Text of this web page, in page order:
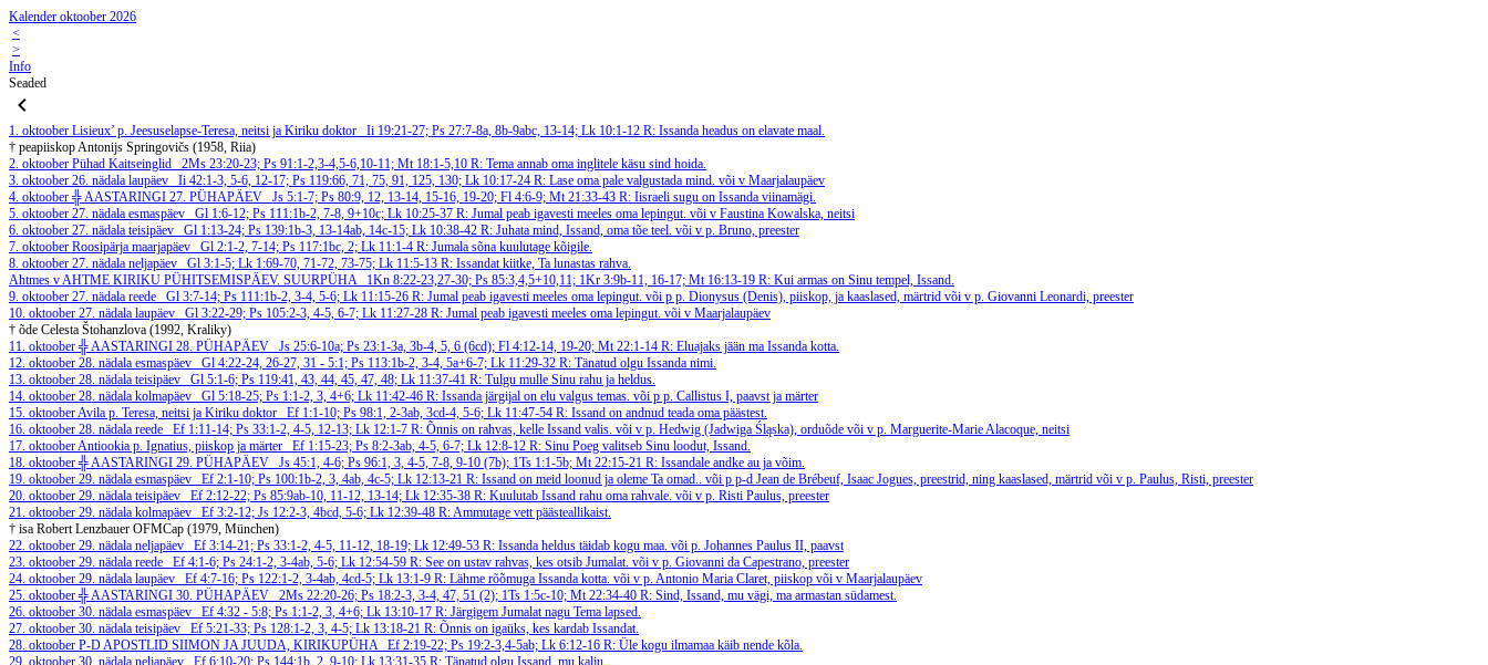
Kalender oktoober 2026
<
>
Info
Seaded
1. oktoober Lisieux’ p. Jeesuselapse-Teresa, neitsi ja Kiriku doktor Ii 19:21-27; Ps 27:7-8a, 8b-9abc, 13-14; Lk 10:1-12 R: Issanda headus on elavate maal.
† peapiiskop Antonijs Springovičs (1958, Riia)
2. oktoober Pühad Kaitseinglid 2Ms 23:20-23; Ps 91:1-2,3-4,5-6,10-11; Mt 18:1-5,10 R: Tema annab oma inglitele käsu sind hoida.
3. oktoober 26. nädala laupäev Ii 42:1-3, 5-6, 12-17; Ps 119:66, 71, 75, 91, 125, 130; Lk 10:17-24 R: Lase oma pale valgustada mind. või v Maarjalaupäev
4. oktoober ╬ AASTARINGI 27. PÜHAPÄEV Js 5:1-7; Ps 80:9, 12, 13-14, 15-16, 19-20; Fl 4:6-9; Mt 21:33-43 R: Iisraeli sugu on Issanda viinamägi.
5. oktoober 27. nädala esmaspäev Gl 1:6-12; Ps 111:1b-2, 7-8, 9+10c; Lk 10:25-37 R: Jumal peab igavesti meeles oma lepingut. või v Faustina Kowalska, neitsi
6. oktoober 27. nädala teisipäev Gl 1:13-24; Ps 139:1b-3, 13-14ab, 14c-15; Lk 10:38-42 R: Juhata mind, Issand, oma tõe teel. või v p. Bruno, preester
7. oktoober Roosipärja maarjapäev Gl 2:1-2, 7-14; Ps 117:1bc, 2; Lk 11:1-4 R: Jumala sõna kuulutage kõigile.
8. oktoober 27. nädala neljapäev Gl 3:1-5; Lk 1:69-70, 71-72, 73-75; Lk 11:5-13 R: Issandat kiitke, Ta lunastas rahva.
Ahtmes v AHTME KIRIKU PÜHITSEMISPÄEV. SUURPÜHA
1Kn 8:22-23,27-30; Ps 85:3,4,5+10,11; 1Kr 3:9b-11, 16-17; Mt 16:13-19 R: Kui armas on Sinu tempel, Issand.
9. oktoober 27. nädala reede Gl 3:7-14; Ps 111:1b-2, 3-4, 5-6; Lk 11:15-26 R: Jumal peab igavesti meeles oma lepingut. või p p. Dionysus (Denis), piiskop, ja kaaslased, märtrid või v p. Giovanni Leonardi, preester
10. oktoober 27. nädala laupäev Gl 3:22-29; Ps 105:2-3, 4-5, 6-7; Lk 11:27-28 R: Jumal peab igavesti meeles oma lepingut. või v Maarjalaupäev
† õde Celesta Štohanzlova (1992, Kraliky)
11. oktoober ╬ AASTARINGI 28. PÜHAPÄEV Js 25:6-10a; Ps 23:1-3a, 3b-4, 5, 6 (6cd); Fl 4:12-14, 19-20; Mt 22:1-14 R: Eluajaks jään ma Issanda kotta.
12. oktoober 28. nädala esmaspäev Gl 4:22-24, 26-27, 31 - 5:1; Ps 113:1b-2, 3-4, 5a+6-7; Lk 11:29-32 R: Tänatud olgu Issanda nimi.
13. oktoober 28. nädala teisipäev Gl 5:1-6; Ps 119:41, 43, 44, 45, 47, 48; Lk 11:37-41 R: Tulgu mulle Sinu rahu ja heldus.
14. oktoober 28. nädala kolmapäev Gl 5:18-25; Ps 1:1-2, 3, 4+6; Lk 11:42-46 R: Issanda järgijal on elu valgus temas. või p p. Callistus I, paavst ja märter
15. oktooberAvila p. Teresa, neitsi ja Kiriku doktor Ef 1:1-10; Ps 98:1, 2-3ab, 3cd-4, 5-6; Lk 11:47-54 R: Issand on andnud teada oma päästest.
16. oktoober 28. nädala reede Ef 1:11-14; Ps 33:1-2, 4-5, 12-13; Lk 12:1-7 R: Õnnis on rahvas, kelle Issand valis. või v p. Hedwig (Jadwiga Śląska), orduõde või v p. Marguerite-Marie Alacoque, neitsi
17. oktooberAntiookia p. Ignatius, piiskop ja märter Ef 1:15-23; Ps 8:2-3ab, 4-5, 6-7; Lk 12:8-12 R: Sinu Poeg valitseb Sinu loodut, Issand.
18. oktoober ╬ AASTARINGI 29. PÜHAPÄEV Js 45:1, 4-6; Ps 96:1, 3, 4-5, 7-8, 9-10 (7b); 1Ts 1:1-5b; Mt 22:15-21 R: Issandale andke au ja võim.
19. oktoober 29. nädala esmaspäev Ef 2:1-10; Ps 100:1b-2, 3, 4ab, 4c-5; Lk 12:13-21 R: Issand on meid loonud ja oleme Ta omad.. või p p-d Jean de Brébeuf, Isaac Jogues, preestrid, ning kaaslased, märtrid või v p. Paulus, Risti, preester
20. oktoober 29. nädala teisipäev Ef 2:12-22; Ps 85:9ab-10, 11-12, 13-14; Lk 12:35-38 R: Kuulutab Issand rahu oma rahvale. või v p. Risti Paulus, preester
21. oktoober 29. nädala kolmapäev Ef 3:2-12; Js 12:2-3, 4bcd, 5-6; Lk 12:39-48 R: Ammutage vett päästeallikaist.
† isa Robert Lenzbauer OFMCap (1979, München)
22. oktoober 29. nädala neljapäev Ef 3:14-21; Ps 33:1-2, 4-5, 11-12, 18-19; Lk 12:49-53 R: Issanda heldus täidab kogu maa. või p. Johannes Paulus II, paavst
23. oktoober 29. nädala reede Ef 4:1-6; Ps 24:1-2, 3-4ab, 5-6; Lk 12:54-59 R: See on ustav rahvas, kes otsib Jumalat. või v p. Giovanni da Capestrano, preester
24. oktoober 29. nädala laupäev Ef 4:7-16; Ps 122:1-2, 3-4ab, 4cd-5; Lk 13:1-9 R: Lähme rõõmuga Issanda kotta. või v p. Antonio Maria Claret, piiskop või v Maarjalaupäev
25. oktoober ╬ AASTARINGI 30. PÜHAPÄEV 2Ms 22:20-26; Ps 18:2-3, 3-4, 47, 51 (2); 1Ts 1:5c-10; Mt 22:34-40 R: Sind, Issand, mu vägi, ma armastan südamest.
26. oktoober 30. nädala esmaspäev Ef 4:32 - 5:8; Ps 1:1-2, 3, 4+6; Lk 13:10-17 R: Järgigem Jumalat nagu Tema lapsed.
27. oktoober 30. nädala teisipäev Ef 5:21-33; Ps 128:1-2, 3, 4-5; Lk 13:18-21 R: Õnnis on igaüks, kes kardab Issandat.
28. oktoober P-D APOSTLID SIIMON JA JUUDA, KIRIKUPÜHA Ef 2:19-22; Ps 19:2-3,4-5ab; Lk 6:12-16 R: Üle kogu ilmamaa käib nende kõla.
29. oktoober 30. nädala neljapäev Ef 6:10-20; Ps 144:1b, 2, 9-10; Lk 13:31-35 R: Tänatud olgu Issand, mu kalju.